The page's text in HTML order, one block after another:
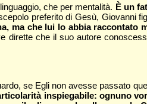
che per mentalità. È un
preferito di Gesù, Giovanni
ma che lui lo abbia raccontato
dirette che il suo autore
se Egli non avesse passato
inspiegabile: ognuno